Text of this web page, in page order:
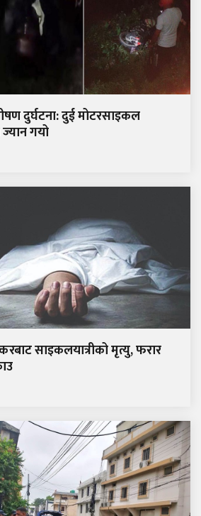
दुर्घटना: दुई मोटरसाइकल
गयो
साइकलयात्रीको मृत्यु, फरार